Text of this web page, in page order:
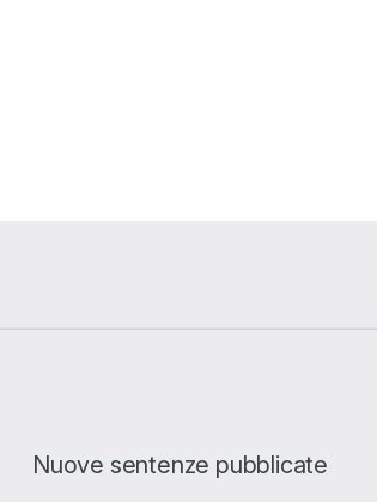
Nuove sentenze pubblicate